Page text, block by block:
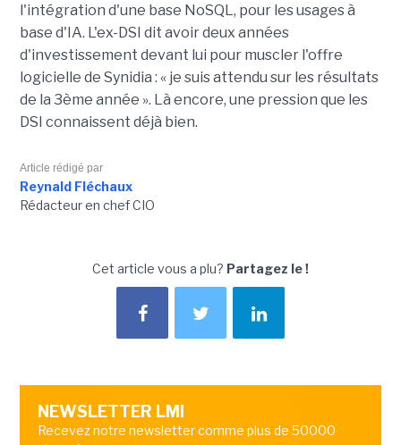
l'intégration d'une base NoSQL, pour les usages à
base d'IA. L'ex-DSI dit avoir deux années
d'investissement devant lui pour muscler l'offre
logicielle de Synidia : « je suis attendu sur les résultats
de la 3ème année ». Là encore, une pression que les
DSI connaissent déjà bien.
Article rédigé par
Reynald Fléchaux
Rédacteur en chef CIO
Cet article vous a plu? Partagez le !
NEWSLETTER LMI
Recevez notre newsletter comme plus de 50000